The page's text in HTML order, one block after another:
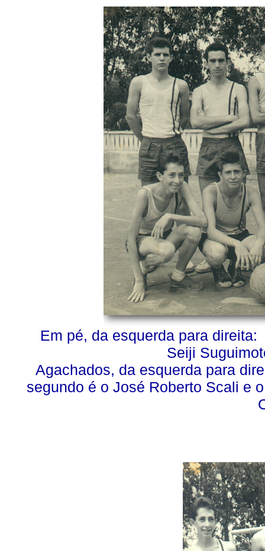
Em pé, da esquerda para
Seiji
Agachados, da esquerda para
segundo é o José Roberto Scali e